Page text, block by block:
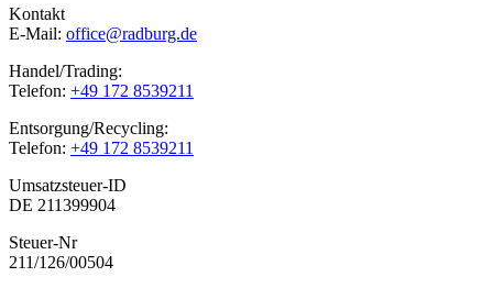
Kontakt
E-Mail: office@radburg.de
Handel/Trading:
Telefon: +49 172 8539211
Entsorgung/Recycling:
Telefon: +49 172 8539211
Umsatzsteuer-ID
DE 211399904
Steuer-Nr
211/126/00504